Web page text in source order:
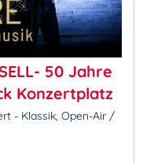
50 Jahre
Konzertplatz
- Klassik, Open-Air /